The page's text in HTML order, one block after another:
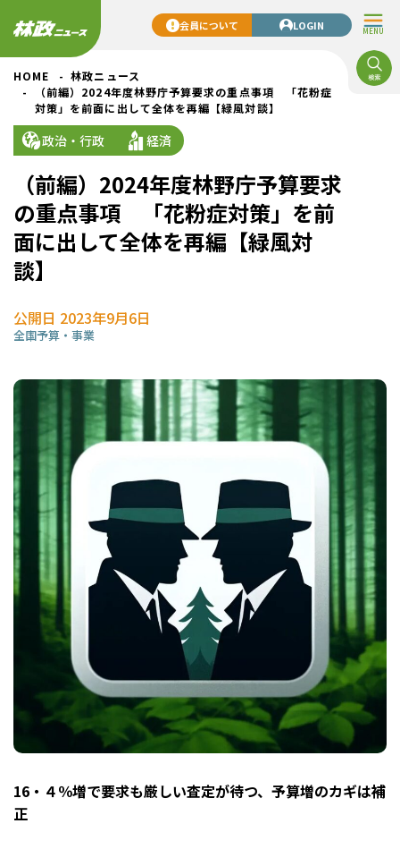
MENU
会員について LOGIN
HOME
林政ニュース
（前編）2024年度林野庁予算要求の重点事項 「花粉症
対策」を前面に出して全体を再編【緑風対談】
政治・行政 経済
（前編）2024年度林野庁予算要求
の重点事項 「花粉症対策」を前
面に出して全体を再編【緑風対
談】
公開日 2023年9月6日
全国予算・事業
16・４％増で要求も厳しい査定が待つ、予算増のカギは補
正